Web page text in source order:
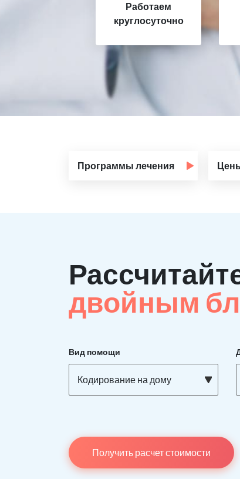
Работаем
круглосуточно
Программы лечения
двойным
Вид помощи
Кодирование на дому
Получить расчет стоимости